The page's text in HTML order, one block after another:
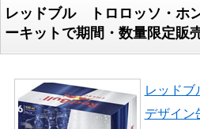
レッドブル トロロッソ・ホ
ーキットで期間・数量限定販
レッド
デザイン